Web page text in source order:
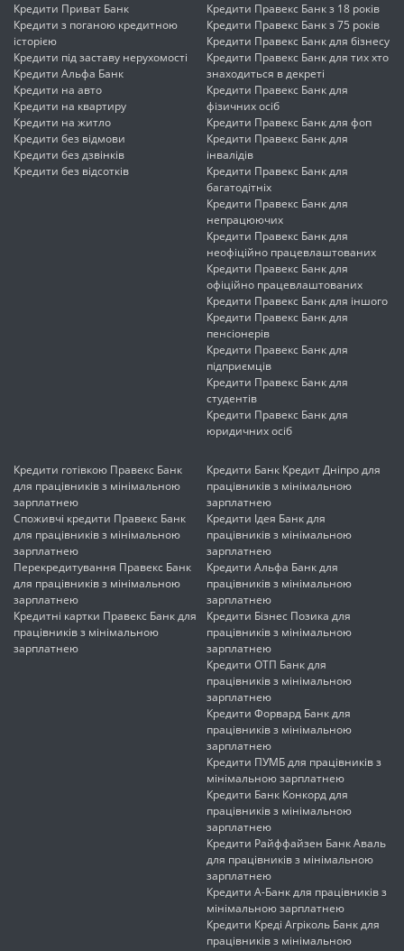
Кредити Приват Банк
Кредити з поганою кредитною
історією
Кредити під заставу нерухомості
Кредити Альфа Банк
Кредити на авто
Кредити на квартиру
Кредити на житло
Кредити без відмови
Кредити без дзвінків
Кредити без відсотків
Кредити Правекс Банк з 18 років
Кредити Правекс Банк з 75 років
Кредити Правекс Банк для бізнесу
Кредити Правекс Банк для тих хто
знаходиться в декреті
Кредити Правекс Банк для
фізичних осіб
Кредити Правекс Банк для фоп
Кредити Правекс Банк для
інвалідів
Кредити Правекс Банк для
багатодітніх
Кредити Правекс Банк для
непрацюючих
Кредити Правекс Банк для
неофіційно працевлаштованих
Кредити Правекс Банк для
офіційно працевлаштованих
Кредити Правекс Банк для іншого
Кредити Правекс Банк для
пенсіонерів
Кредити Правекс Банк для
підприємців
Кредити Правекс Банк для
студентів
Кредити Правекс Банк для
юридичних осіб
Кредити готівкою Правекс Банк
для працівників з мінімальною
зарплатнею
Споживчі кредити Правекс Банк
для працівників з мінімальною
зарплатнею
Перекредитування Правекс Банк
для працівників з мінімальною
зарплатнею
Кредитні картки Правекс Банк для
працівників з мінімальною
зарплатнею
Кредити Банк Кредит Дніпро для
працівників з мінімальною
зарплатнею
Кредити Ідея Банк для
працівників з мінімальною
зарплатнею
Кредити Альфа Банк для
працівників з мінімальною
зарплатнею
Кредити Бізнес Позика для
працівників з мінімальною
зарплатнею
Кредити ОТП Банк для
працівників з мінімальною
зарплатнею
Кредити Форвард Банк для
працівників з мінімальною
зарплатнею
Кредити ПУМБ для працівників з
мінімальною зарплатнею
Кредити Банк Конкорд для
працівників з мінімальною
зарплатнею
Кредити Райффайзен Банк Аваль
для працівників з мінімальною
зарплатнею
Кредити А-Банк для працівників з
мінімальною зарплатнею
Кредити Креді Агріколь Банк для
працівників з мінімальною